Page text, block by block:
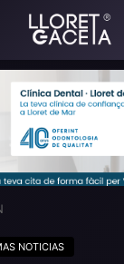
NOTICIAS